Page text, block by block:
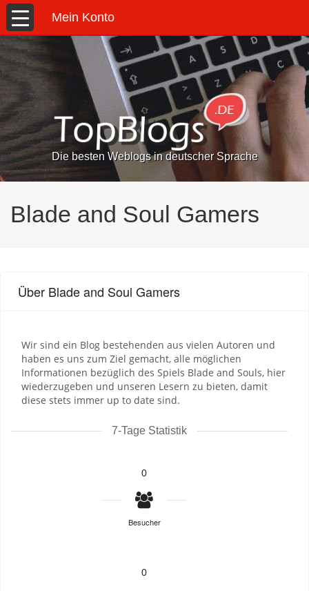
Mein Konto
Die besten Weblogs in deutscher Sprache
Blade and Soul Gamers
Über Blade and Soul Gamers
Wir sind ein Blog bestehenden aus vielen Autoren und
haben es uns zum Ziel gemacht, alle möglichen
Informationen bezüglich des Spiels Blade and Souls, hier
wiederzugeben und unseren Lesern zu bieten, damit
diese stets immer up to date sind.
7-Tage Statistik
0
Besucher
0